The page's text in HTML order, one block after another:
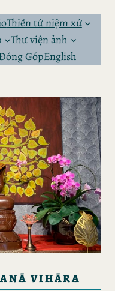
Thiền tứ niệm xứ
Thư viện ảnh
GópEnglish
VIHĀRA